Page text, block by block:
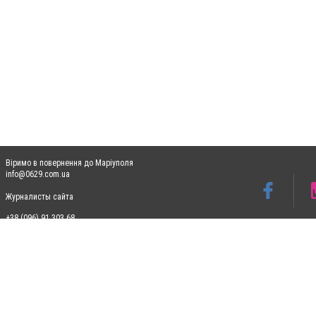
Віримо в повернення до Маріуполя
info@0629.com.ua
Журналисты сайта
+38 (096) 91 303 68